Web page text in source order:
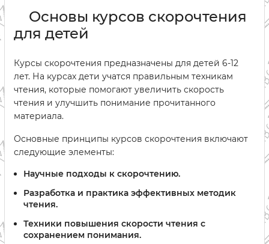
Основы курсов скорочтения
для детей
Курсы скорочтения предназначены для детей 6-12
лет. На курсах дети учатся правильным техникам
чтения, которые помогают увеличить скорость
чтения и улучшить понимание прочитанного
материала.
Основные принципы курсов скорочтения включают
следующие элементы:
Научные подходы к скорочтению.
Разработка и практика эффективных методик
чтения.
Техники повышения скорости чтения с
сохранением понимания.